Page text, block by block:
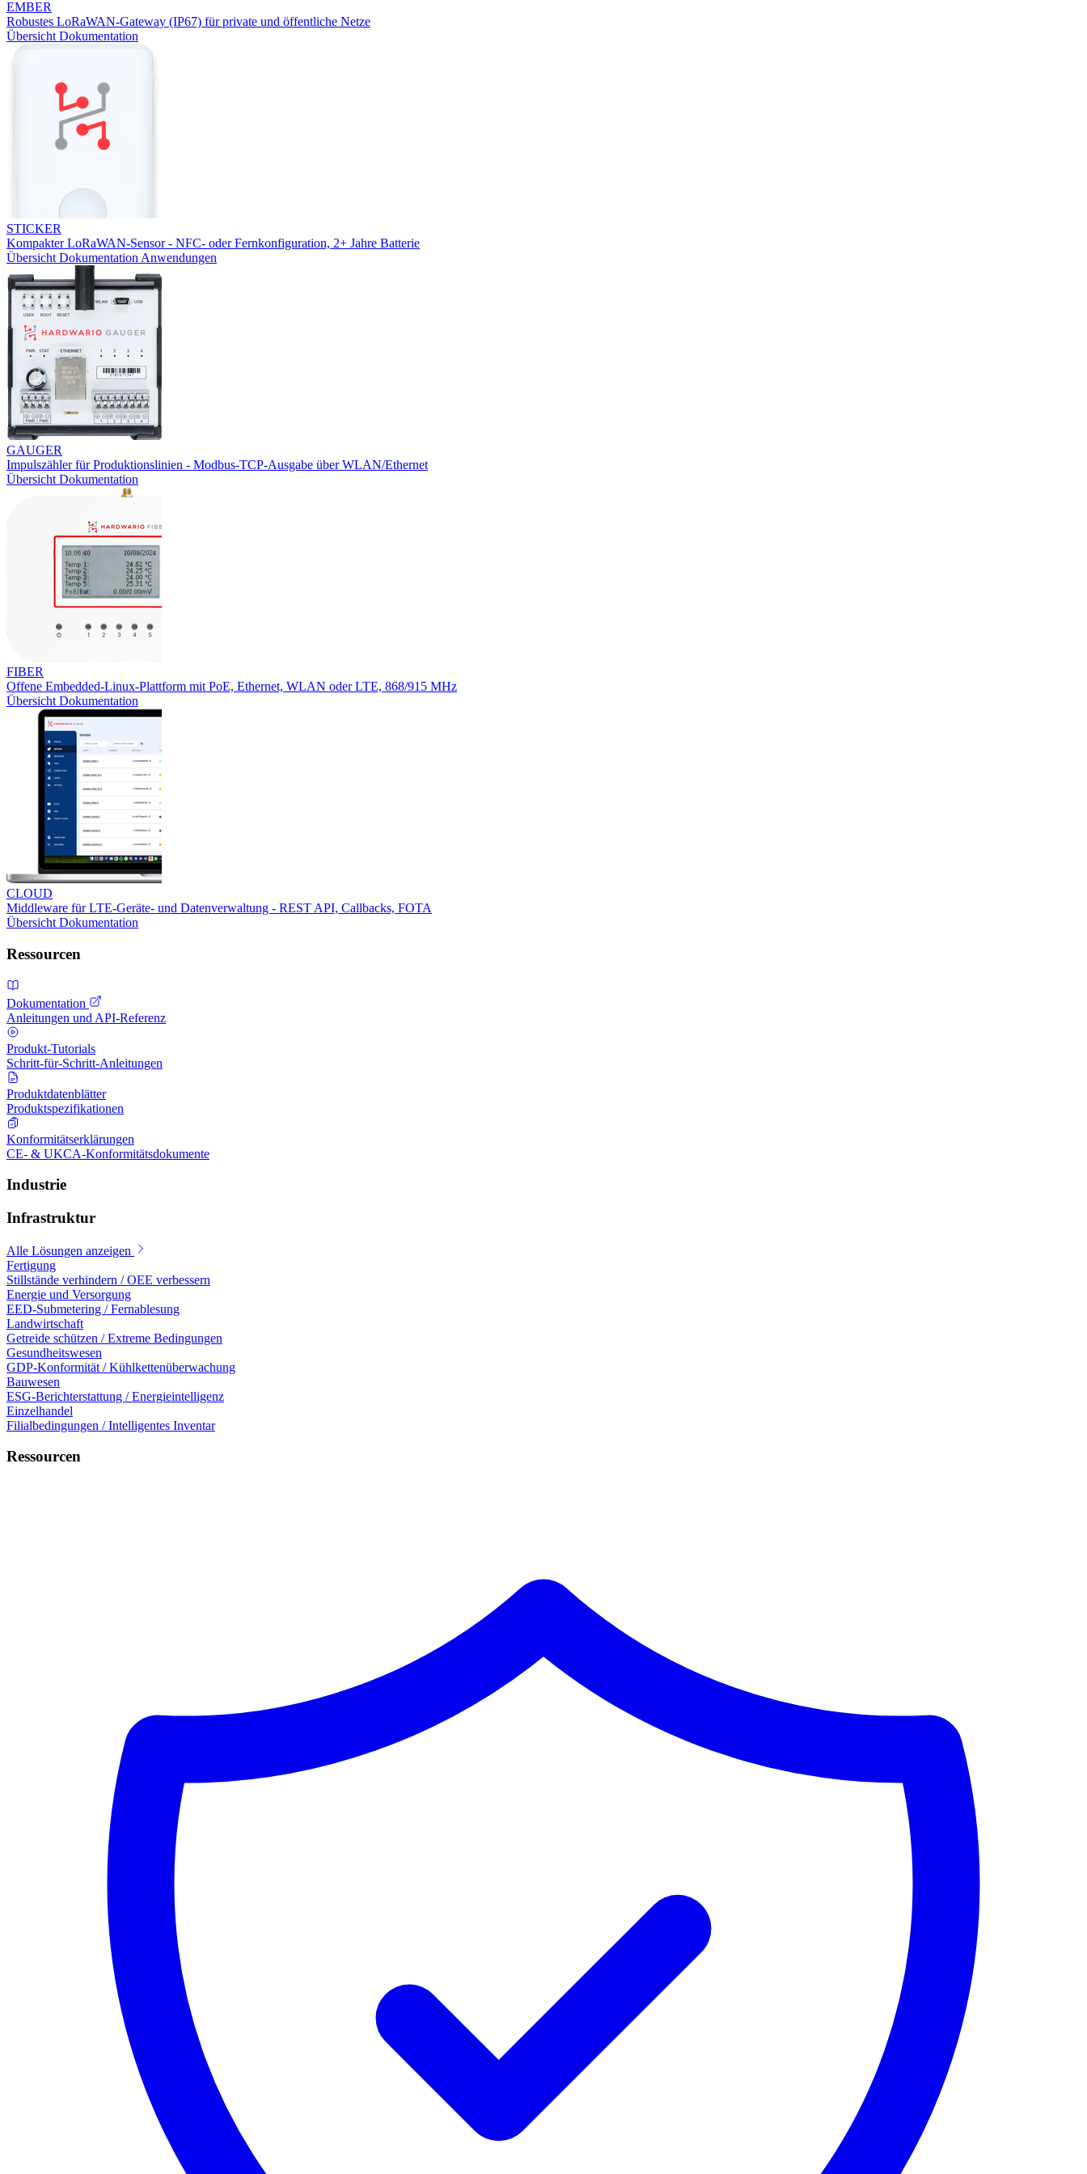
EMBER
Robustes LoRaWAN-Gateway (IP67) für private und öffentliche Netze
Übersicht Dokumentation
STICKER
Kompakter LoRaWAN-Sensor - NFC- oder Fernkonfiguration, 2+ Jahre Batterie
Übersicht Dokumentation Anwendungen
GAUGER
Impulszähler für Produktionslinien - Modbus-TCP-Ausgabe über WLAN/Ethernet
Übersicht Dokumentation
FIBER
Offene Embedded-Linux-Plattform mit PoE, Ethernet, WLAN oder LTE, 868/915 MHz
Übersicht Dokumentation
CLOUD
Middleware für LTE-Geräte- und Datenverwaltung - REST API, Callbacks, FOTA
Übersicht Dokumentation
Ressourcen
Dokumentation
Anleitungen und API-Referenz
Produkt-Tutorials
Schritt-für-Schritt-Anleitungen
Produktdatenblätter
Produktspezifikationen
Konformitätserklärungen
CE- & UKCA-Konformitätsdokumente
Industrie
Infrastruktur
Alle Lösungen anzeigen
Fertigung
Stillstände verhindern / OEE verbessern
Energie und Versorgung
EED-Submetering / Fernablesung
Landwirtschaft
Getreide schützen / Extreme Bedingungen
Gesundheitswesen
GDP-Konformität / Kühlkettenüberwachung
Bauwesen
ESG-Berichterstattung / Energieintelligenz
Einzelhandel
Filialbedingungen / Intelligentes Inventar
Ressourcen